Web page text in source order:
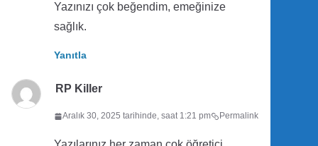
Yazınızı çok beğendim, emeğinize
sağlık.
Yanıtla
RP Killer
Aralık 30, 2025 tarihinde, saat 1:21 pm Permalink